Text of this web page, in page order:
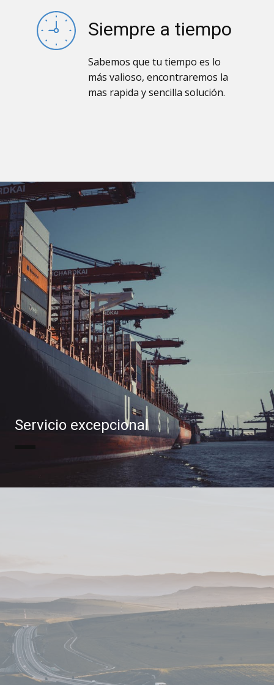
Siempre a tiempo
Sabemos que tu tiempo es lo
más valioso, encontraremos la
mas rapida y sencilla solución.
Servicio excepcional